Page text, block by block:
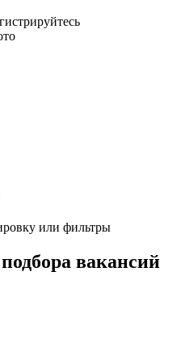
или фильтры
вакансий